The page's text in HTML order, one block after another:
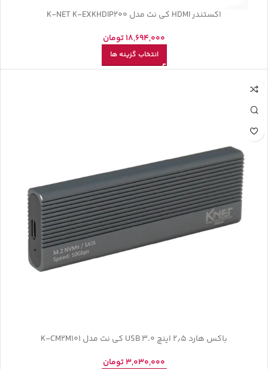
اکستندر HDMI کی نت مدل K-NET K-EXKHDIP200
18,694,000تومان
انتخاب گزینه ها
باکس هارد 2٫5 اینچ USB 3.0 کی نت مدل K-CM2M101
3,030,000تومان